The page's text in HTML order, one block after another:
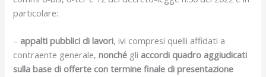
particolare:
– appalti pubblici di lavori, ivi compresi quelli affidati a
contraente generale,nonché gli accordi quadro aggiudicati
sulla base di offerte con termine finale di presentazione